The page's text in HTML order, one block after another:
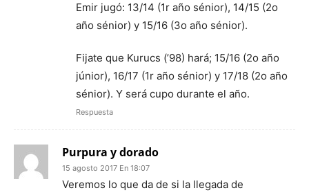
Emir jugó: 13/14 (1r año sénior), 14/15 (2o
año sénior) y 15/16 (3o año sénior).
Fijate que Kurucs (’98) hará; 15/16 (2o año
júnior), 16/17 (1r año sénior) y 17/18 (2o año
sénior). Y será cupo durante el año.
Respuesta
Purpura y dorado
15 agosto 2017 En 18:07
Veremos lo que da de si la llegada de